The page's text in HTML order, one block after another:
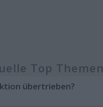
Top Themen
übertrieben?